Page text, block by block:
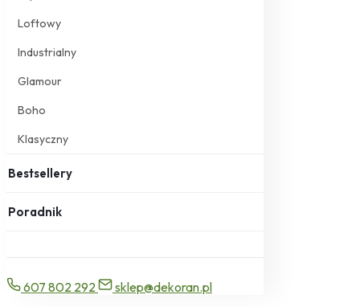
Loftowy
Industrialny
Glamour
Boho
Klasyczny
Bestsellery
Poradnik
607 802 292
sklep@dekoran.pl